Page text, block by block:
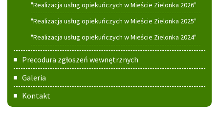
"Realizacja usług opiekuńczych w Mieście Zielonka 2026"
"Realizacja usług opiekuńczych w Mieście Zielonka 2025"
"Realizacja usług opiekuńczych w Mieście Zielonka 2024"
Precodura zgłoszeń wewnętrznych
Galeria
Kontakt